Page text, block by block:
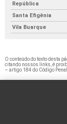
República
Santa Efigênia
Vila Buarque
O conteúdo do texto desta
citando nossos links, é
– artigo 184 do Código